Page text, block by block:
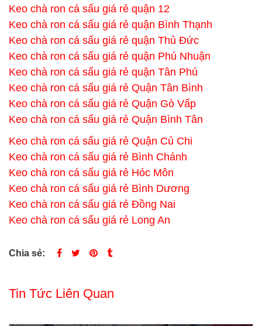
Keo chà ron cá sấu giá rẻ quận 12
Keo chà ron cá sấu giá rẻ quận Bình Thạnh
Keo chà ron cá sấu giá rẻ quận Thủ Đức
Keo chà ron cá sấu giá rẻ quận Phú Nhuận
Keo chà ron cá sấu giá rẻ quận Tân Phú
Keo chà ron cá sấu giá rẻ Quận Tân Bình
Keo chà ron cá sấu giá rẻ Quận Gò Vấp
Keo chà ron cá sấu giá rẻ Quận Bình Tân
Keo chà ron cá sấu giá rẻ Quận Củ Chi
Keo chà ron cá sấu giá rẻ Bình Chánh
Keo chà ron cá sấu giá rẻ Hóc Môn
Keo chà ron cá sấu giá rẻ Bình Dương
Keo chà ron cá sấu giá rẻ Đồng Nai
Keo chà ron cá sấu giá rẻ Long An
Chia sẻ:
Tin Tức Liên Quan